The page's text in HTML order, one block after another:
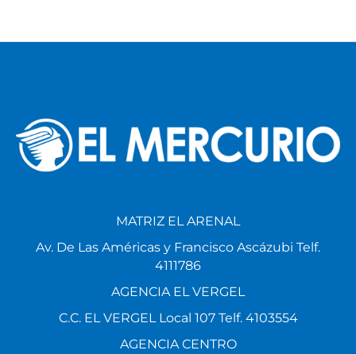
MATRIZ EL ARENAL
Av. De Las Américas y Francisco Ascázubi Telf.
4111786
AGENCIA EL VERGEL
C.C. EL VERGEL Local 107 Telf. 4103554
AGENCIA CENTRO